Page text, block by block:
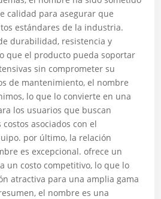
calidad para asegurar que
estándares de la industria.
durabilidad, resistencia y
que el producto pueda soportar
sin comprometer su
de mantenimiento, el nombre
lo que lo convierte en una
los usuarios que buscan
asociados con el
por último, la relación
es excepcional. ofrece un
un costo competitivo, lo que lo
atractiva para una amplia gama
el nombre es una